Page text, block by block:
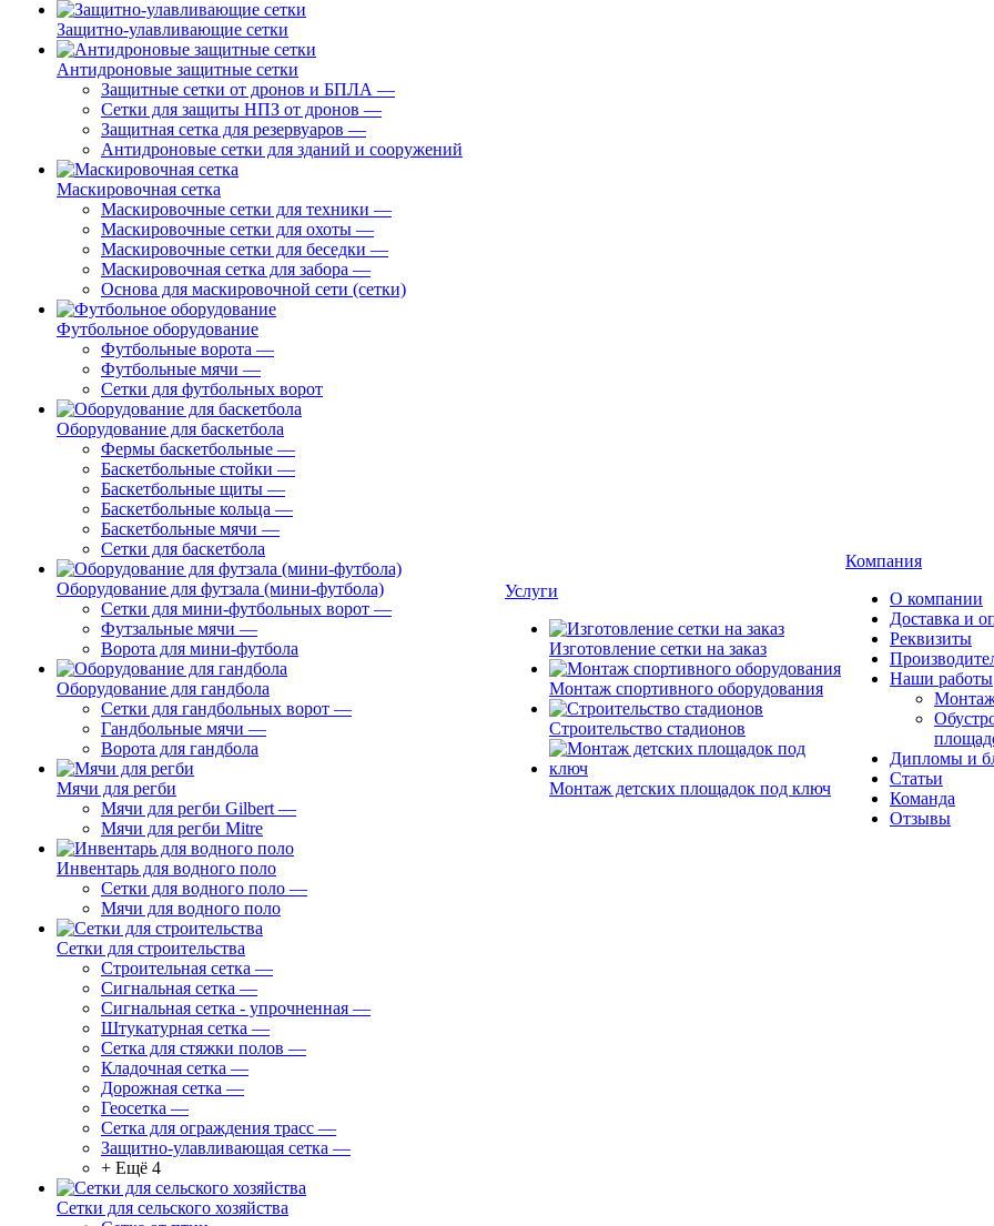
Защитно-улавливающие сетки
Антидроновые защитные сетки
Защитные сетки от дронов и БПЛА —
Сетки для защиты НПЗ от дронов —
Защитная сетка для резервуаров —
Антидроновые сетки для зданий и сооружений
Маскировочная сетка
Маскировочные сетки для техники —
Маскировочные сетки для охоты —
Маскировочные сетки для беседки —
Маскировочная сетка для забора —
Основа для маскировочной сети (сетки)
Футбольное оборудование
Футбольные ворота —
Футбольные мячи —
Сетки для футбольных ворот
Оборудование для баскетбола
Фермы баскетбольные —
Баскетбольные стойки —
Баскетбольные щиты —
Баскетбольные кольца —
Баскетбольные мячи —
Сетки для баскетбола
Оборудование для футзала (мини-футбола)
Сетки для мини-футбольных ворот —
Футзальные мячи —
Ворота для мини-футбола
Оборудование для гандбола
Сетки для гандбольных ворот —
Гандбольные мячи —
Ворота для гандбола
Мячи для регби
Мячи для регби Gilbert —
Мячи для регби Mitre
Инвентарь для водного поло
Сетки для водного поло —
Мячи для водного поло
Сетки для строительства
Строительная сетка —
Сигнальная сетка —
Сигнальная сетка - упрочненная —
Штукатурная сетка —
Сетка для стяжки полов —
Кладочная сетка —
Дорожная сетка —
Геосетка —
Сетка для ограждения трасс —
Защитно-улавливающая сетка —
+ Ещё 4
Сетки для сельского хозяйства
Услуги
Изготовление сетки на заказ
Монтаж спортивного оборудования
Строительство стадионов
Монтаж детских площадок под ключ
Компания
О компании
Доставка и
Реквизиты
Наши работы
Дипломы и
Статьи
Команда
Отзывы